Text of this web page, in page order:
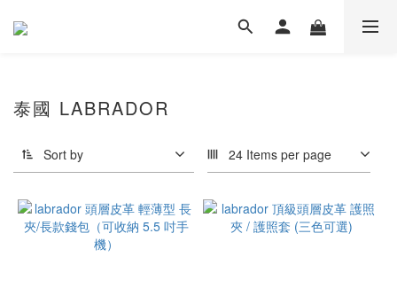
泰國 LABRADOR
Sort by 24 Items per page